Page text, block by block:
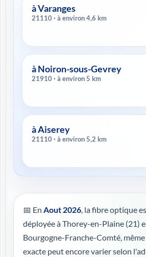
à Varanges
21110 · à environ 4,6 km
à Noiron-sous-Gevrey
21910 · à environ 5 km
à Aiserey
21110 · à environ 5,2 km
📅 En Aout 2026, la fibre optique
déployée à Thorey-en-Plaine (21)
Bourgogne-Franche-Comté,
exacte peut encore varier selon